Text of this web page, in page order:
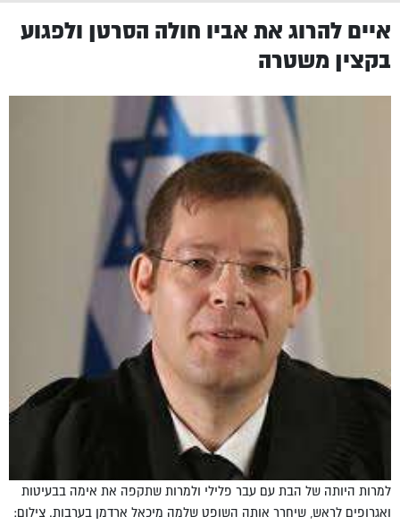
איים להרוג את אביו חולה הסרטן ולפגוע
בקצין משטרה
למרות היותה של הבת עם עבר פלילי ולמרות שתקפה את אימה בבעיטות
ואגרופים לראש, שיחרר אותה השופט שלמה מיכאל ארדמן בערבות. צילום: